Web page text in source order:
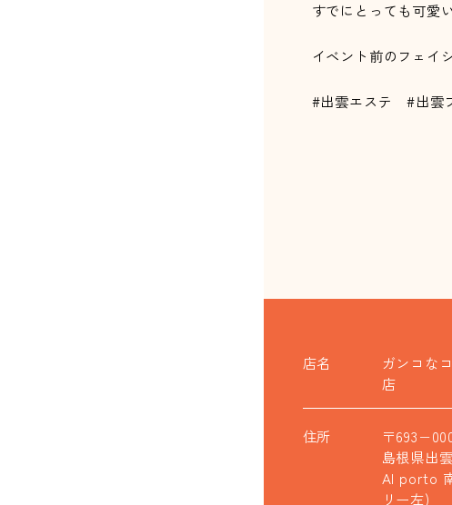
すでにとっても可愛
イベント前のフェイ
#出雲エステ #出雲
店名
ガンコな
店
住所
〒
島根県出
AI porto
リー左)